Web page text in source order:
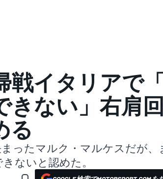
戦イタリアで
きない」右肩
る
まったマルク・マルケスだが、
ないと認めた。